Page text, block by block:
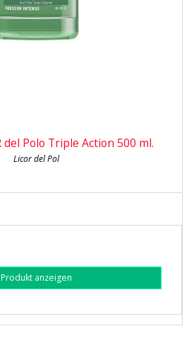
del Polo Triple Action 500 ml.
Licor del Pol
Produkt anzeigen